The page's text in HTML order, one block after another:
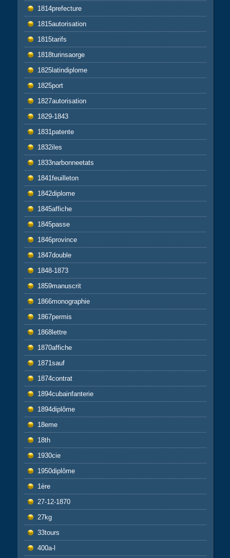
1814prefecture
1815autorisation
1815tarifs
1818turinsaorge
1825latindiplome
1825port
1827autorisation
1829-1843
1831patente
1832iles
1833narbonneetats
1841feuilleton
1842diplome
1845affiche
1845passe
1846province
1847double
1848-1873
1859manuscrit
1866monographie
1867permis
1868lettre
1870affiche
1871sauf
1874contrat
1894cubainfanterie
1894diplôme
18eme
18th
1930cie
1950diplôme
1ère
27-12-1870
27kg
33tours
400a-l